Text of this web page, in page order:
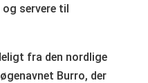
servere til
fra den nordlige
Burro, der